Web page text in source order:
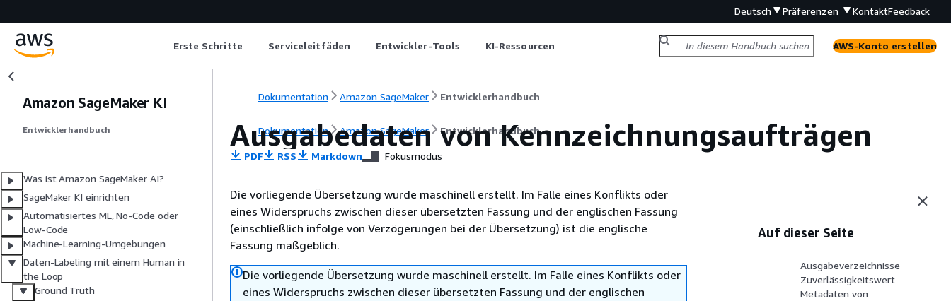
Deutsch Präferenzen KontaktFeedback
Erste Schritte Serviceleitfäden Entwickler-Tools KI-Ressourcen AWS-Konto erstellen
Amazon SageMaker KI
Entwicklerhandbuch
Was ist Amazon SageMaker AI?
SageMaker KI einrichten
Automatisiertes ML, No-Code oder
Low-Code
Machine-Learning-Umgebungen
Daten-Labeling mit einem Human in
the Loop
Ground Truth
Dokumentation Amazon SageMaker Entwicklerhandbuch
Dokumentation Amazon SageMaker Entwicklerhandbuch
Ausgabedaten von Kennzeichnungsaufträgen
PDF RSS Markdown Fokusmodus
Die vorliegende Übersetzung wurde maschinell erstellt. Im Falle eines Konflikts oder
eines Widerspruchs zwischen dieser übersetzten Fassung und der englischen Fassung
(einschließlich infolge von Verzögerungen bei der Übersetzung) ist die englische
Fassung maßgeblich.
Die vorliegende Übersetzung wurde maschinell erstellt. Im Falle eines Konflikts oder
eines Widerspruchs zwischen dieser übersetzten Fassung und der englischen
Auf dieser Seite
Ausgabeverzeichnisse
Zuverlässigkeitswert
Metadaten von